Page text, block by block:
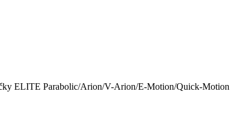
ELITE Parabolic/Arion/V-Arion/E-Motion/Quick-Motion